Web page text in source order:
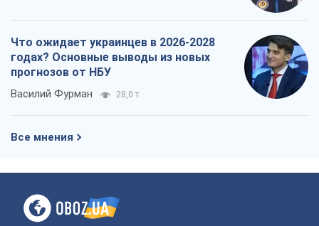
Что ожидает украинцев в 2026-2028
годах? Основные выводы из новых
прогнозов от НБУ
Василий Фурман 28,0 т.
Все мнения